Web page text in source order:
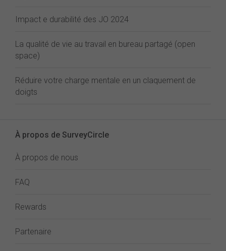
Impact e durabilité des JO 2024
La qualité de vie au travail en bureau partagé (open
space)
Réduire votre charge mentale en un claquement de
doigts
À propos de SurveyCircle
À propos de nous
FAQ
Rewards
Partenaire